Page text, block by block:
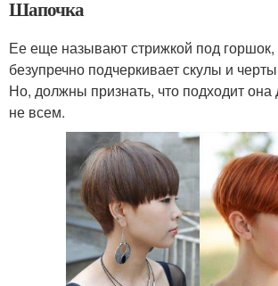
Шапочка
Ее еще называют стрижкой под горшок,
безупречно подчеркивает скулы и
Но, должны признать, что подходит она
не всем.